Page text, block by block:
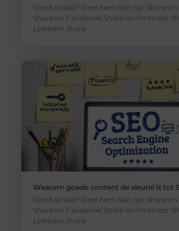
Goed artikel? Deel hem dan op: Share
Share on Facebook Share on Pinterest
LinkedIn Share
Waarom goede content de sleutel is tot
Goed artikel? Deel hem dan op: Share
Share on Facebook Share on Pinterest
LinkedIn Share